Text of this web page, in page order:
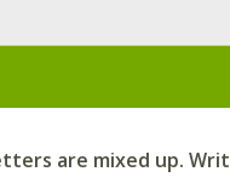
are mixed up.